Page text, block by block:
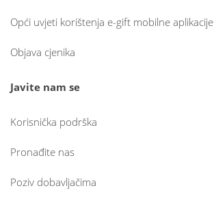
Opći uvjeti korištenja e-gift mobilne aplikacije
Objava cjenika
Javite nam se
Korisnička podrška
Pronađite nas
Poziv dobavljačima